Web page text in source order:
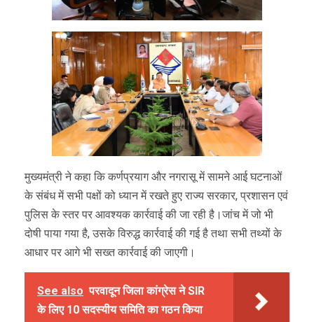
मुख्यमंत्री ने कहा कि कर्णप्रयाग और नगरासू में सामने आई घटनाओं
के संबंध में सभी पक्षों को ध्यान में रखते हुए राज्य सरकार, प्रशासन एवं
पुलिस के स्तर पर आवश्यक कार्रवाई की जा रही है।जांच में जो भी
दोषी पाया गया है, उसके विरुद्ध कार्रवाई की गई है तथा सभी तथ्यों के
आधार पर आगे भी सख्त कार्रवाई की जाएगी।
See also परवादून जिला कांग्रेस ने SIR
के लिए 10 सदस्यीय समिति का गठन किया